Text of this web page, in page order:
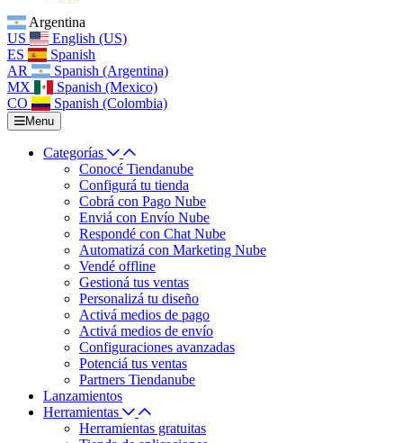
Argentina
US
English (US)
ES
Spanish
AR
Spanish (Argentina)
MX
Spanish (Mexico)
CO
Spanish (Colombia)
Menu
Categorías
Conocé Tiendanube
Configurá tu tienda
Cobrá con Pago Nube
Enviá con Envío Nube
Respondé con Chat Nube
Automatizá con Marketing Nube
Vendé offline
Gestioná tus ventas
Personalizá tu diseño
Activá medios de pago
Activá medios de envío
Configuraciones avanzadas
Potenciá tus ventas
Partners Tiendanube
Lanzamientos
Herramientas
Herramientas gratuitas